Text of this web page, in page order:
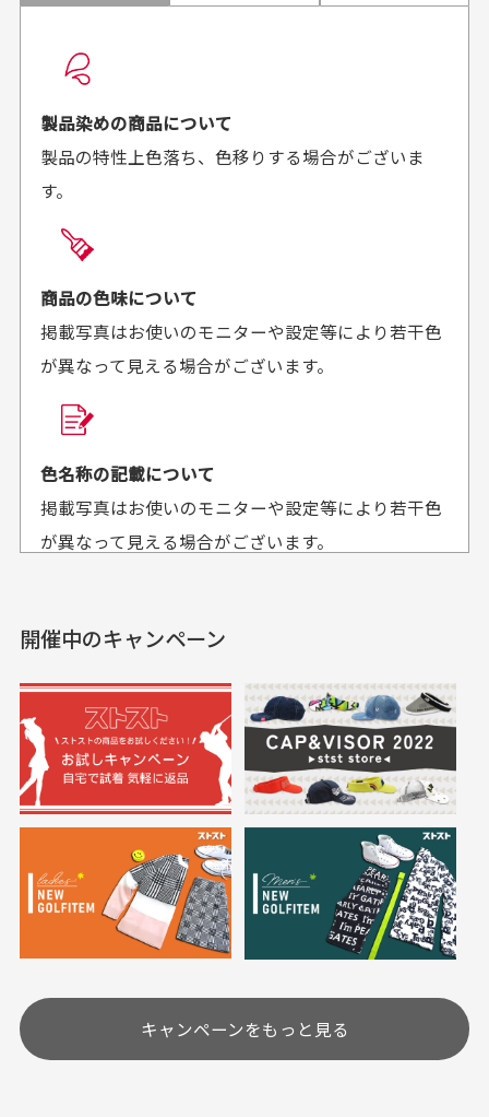
良かった！
がとうございます。丁寧
に梱包されていて、商品
の状態も良好でした。気
があればよろしくお願い
来ました。またお願いし
セールかつポイント
も使えて、お得に購
入出来ました
セールかつポイントも使
満足です。
おります
欲しかったスカートが購
30代女性
高価なブルゾンがお
購入できました。状態も
最高でした。
30代女性
いつも素敵な商品を
す
商品をありがとうござい
ます。
お届け希望日時をご指定頂けます。
ご注文時にご指定下さい。
商品の受け渡しは、ゆうパックでの配送のみとさせて
頂いております。
商品購入からどれくらいで発送してもらえます
か？
平日午前9時までのご注文で最短当日発送させて頂いて
せて頂いております。
送料はいくらかかりますか？
何点ご購入頂いた場合も全国一律で800円とさせて頂
いております。(1配送先につき)
また5,000円(税込)以上お買い物をして頂けた場合は送
※必ず１つのショッピングカートに複数商品を入れて
ご注文下さいませ。
定休日はありますか？
土.日.祝日は定休日となっております。
その他の休日につきましてはサイト上にて告知させて
頂きます。
製品染めの商品について
製品の特性上色落ち、色移りする場合がございま
す。
商品の色味について
掲載写真はお使いのモニターや設定等により若干色
が異なって見える場合がございます。
色名称の記載について
掲載写真はお使いのモニターや設定等により若干色
が異なって見える場合がございます。
実寸サイズについて
一点一点手作業で計測しておりますので、若干の誤
差が生じる場合がございます。
においについて
ユーズド商品の特性故、メンテンスを行っておりま
すが、におい（煙草、香水、お香、古着特有の香
り、柔軟剤等)が付着している場合がございます。
付属品について
付属品の記載につきましては、弊社に入荷した時点
開催中のキャンペーン
キャンペーンをもっと見る